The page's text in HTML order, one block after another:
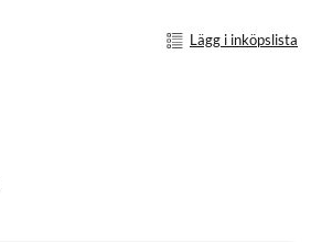
Lägg i inköpslista